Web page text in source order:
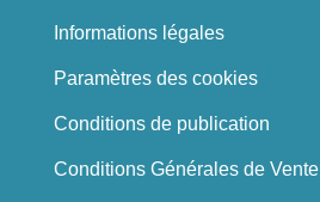
Informations légales
Paramètres des cookies
Conditions de publication
Conditions Générales de Vente